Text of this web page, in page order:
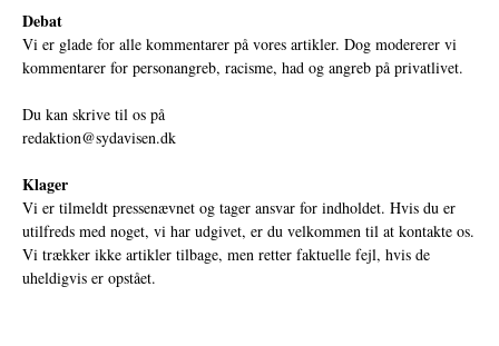
Debat
Vi er glade for alle kommentarer på vores artikler. Dog modererer vi
kommentarer for personangreb, racisme, had og angreb på privatlivet.
Du kan skrive til os på
redaktion@sydavisen.dk
Klager
Vi er tilmeldt pressenævnet og tager ansvar for indholdet. Hvis du er
utilfreds med noget, vi har udgivet, er du velkommen til at kontakte os.
Vi trækker ikke artikler tilbage, men retter faktuelle fejl, hvis de
uheldigvis er opstået.